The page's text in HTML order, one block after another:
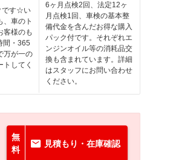
です☆い
、車のト
客様のも
間・365
万が一の
トしてく
6ヶ月点検2回、法定12ヶ
月点検1回、車検の基本整
備代金を含んだお得な購入
パック付です。それぞれエ
ンジンオイル等の消耗品交
換も含まれています。詳細
はスタッフにお問い合わせ
ください。
無
料
見積もり・在庫確認